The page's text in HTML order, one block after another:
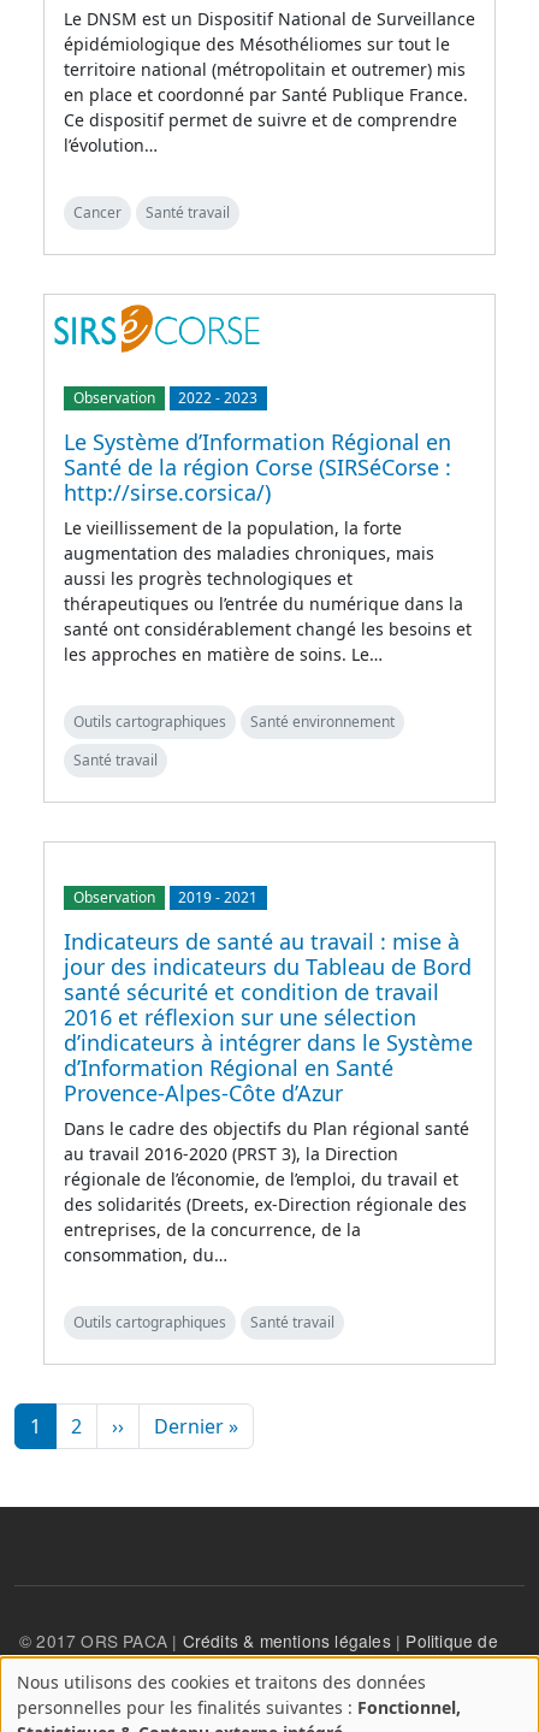
Le DNSM est un Dispositif National de Surveillance
épidémiologique des Mésothéliomes sur tout le
territoire national (métropolitain et outremer) mis
en place et coordonné par Santé Publique France.
Ce dispositif permet de suivre et de comprendre
l’évolution…
Cancer Santé travail
Observation 2022-2023
Le Système d’Information Régional en
Santé de la région Corse (SIRSéCorse :
http://sirse.corsica/)
Le vieillissement de la population, la forte
augmentation des maladies chroniques, mais
aussi les progrès technologiques et
thérapeutiques ou l’entrée du numérique dans la
santé ont considérablement changé les besoins et
les approches en matière de soins. Le…
Outils cartographiques
Santé environnement
Santé travail
Observation 2019-2021
Indicateurs de santé au travail : mise à
jour des indicateurs du Tableau de Bord
santé sécurité et condition de travail
2016 et réflexion sur une sélection
d’indicateurs à intégrer dans le Système
d’Information Régional en Santé
Provence-Alpes-Côte d’Azur
Dans le cadre des objectifs du Plan régional santé
au travail 2016-2020 (PRST 3), la Direction
régionale de l’économie, de l’emploi, du travail et
des solidarités (Dreets, ex-Direction régionale des
entreprises, de la concurrence, de la
consommation, du…
Outils cartographiques Santé travail
Pagination
1 2 ››Page suivante
Dernier »Dernière page
© 2017 ORS PACA | Crédits & mentions légales| Politique de
confidentialité
A
Nous utilisons des cookies et traitons des données
personnelles pour les finalités suivantes : Fonctionnel,